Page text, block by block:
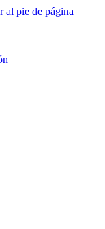
al pie de página